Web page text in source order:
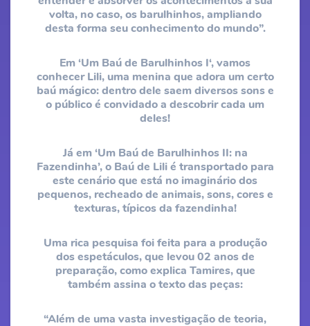
volta, no caso, os barulhinhos, ampliando
desta forma seu conhecimento do mundo”.
Em ‘Um Baú de Barulhinhos I‘, vamos
conhecer Lili, uma menina que adora um certo
baú mágico: dentro dele saem diversos sons e
o público é convidado a descobrir cada um
deles!
Já em ‘Um Baú de Barulhinhos II: na
Fazendinha’, o Baú de Lili é transportado para
este cenário que está no imaginário dos
pequenos, recheado de animais, sons, cores e
texturas, típicos da fazendinha!
Uma rica pesquisa foi feita para a produção
dos espetáculos, que levou 02 anos de
preparação​, ​como explica Tamires, que
também assina o texto das peças:
“Além de uma vasta investigação de teoria,